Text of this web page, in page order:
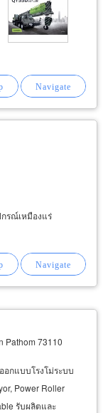
กรณ์เหมืองแร่
Pathom 73110
อกแบบโรงโม่ระบบ
Power Roller
รับผลิตและ